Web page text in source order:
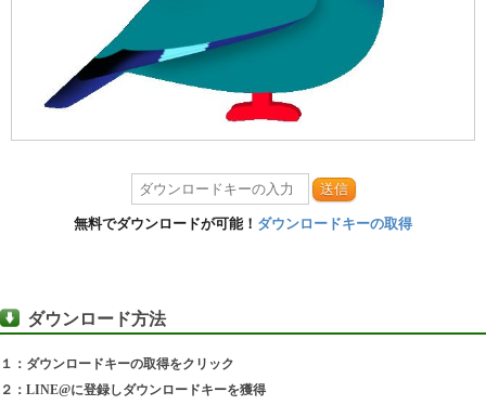
送信
無料でダウンロードが可能！ ダウンロードキーの取得
ダウンロード方法
１：ダウンロードキーの取得をクリック
２：LINE@に登録しダウンロードキーを獲得